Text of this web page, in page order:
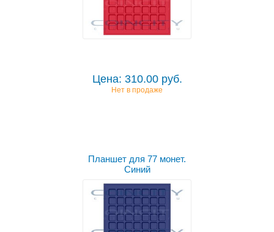
Цена: 310.00 руб.
Нет в продаже
Планшет для 77 монет.
Синий